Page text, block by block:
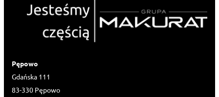
Pępowo
Gdańska 111
83-330 Pępowo